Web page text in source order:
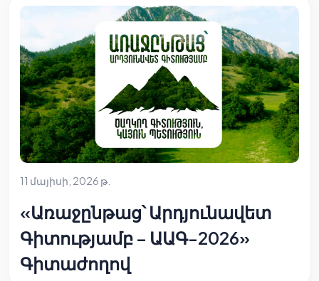
11 մայիսի, 2026 թ.
«Առաջընթաց՝ Արդյունավետ
Գիտությամբ – ԱԱԳ-2026»
Գիտաժողով